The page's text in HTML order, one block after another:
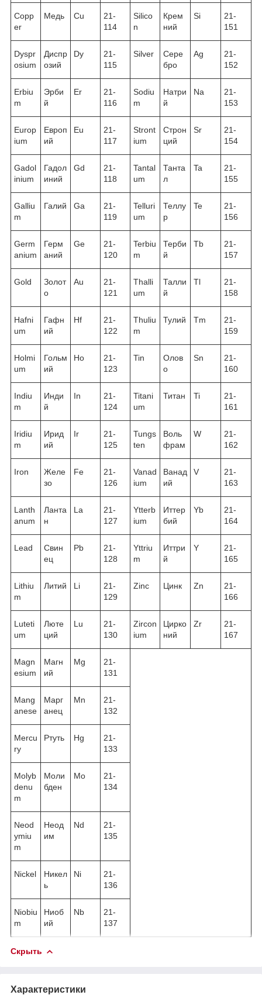
Copp
er
Медь Cu
21-
114
Silico
n
Крем
ний
Si
21-
151
Dyspr
osium
Диспр
озий
Dy
21-
115
Silver
Сере
бро
Ag
21-
152
Erbiu
m
Эрби
й
Er
21-
116
Sodiu
m
Натри
й
Na
21-
153
Europ
ium
Европ
ий
Eu
21-
117
Stront
ium
Строн
ций
Sr
21-
154
Gadol
inium
Гадол
иний
Gd
21-
118
Tantal
um
Танта
л
Ta
21-
155
Galliu
m
Галий Ga
21-
119
Telluri
um
Теллу
р
Te
21-
156
Germ
anium
Герм
аний
Ge
21-
120
Terbiu
m
Терби
й
Tb
21-
157
Gold
Золот
о
Au
21-
121
Thalli
um
Талли
й
Tl
21-
158
Hafni
um
Гафн
ий
Hf
21-
122
Thuliu
m
Тулий Tm
21-
159
Holmi
um
Гольм
ий
Ho
21-
123
Tin
Олов
о
Sn
21-
160
Indiu
m
Инди
й
In
21-
124
Titani
um
Титан Ti
21-
161
Iridiu
m
Ирид
ий
Ir
21-
125
Tungs
ten
Воль
фрам
W
21-
162
Iron
Желе
зо
Fe
21-
126
Vanad
ium
Ванад
ий
V
21-
163
Lanth
anum
Ланта
н
La
21-
127
Ytterb
ium
Иттер
бий
Yb
21-
164
Lead
Свин
ец
Pb
21-
128
Yttriu
m
Иттри
й
Y
21-
165
Lithiu
m
Литий Li
21-
129
Zinc Цинк Zn
21-
166
Luteti
um
Люте
ций
Lu
21-
130
Zircon
ium
Цирко
ний
Zr
21-
167
Magn
esium
Магн
ий
Mg
21-
131
Mang
anese
Марг
анец
Mn
21-
132
Mercu
ry
Ртуть Hg
21-
133
Molyb
denu
m
Моли
бден
Mo
21-
134
Neod
ymiu
m
Неод
им
Nd
21-
135
Nickel
Никел
ь
Ni
21-
136
Niobiu
m
Ниоб
ий
Nb
21-
137
Скрыть
Характеристики